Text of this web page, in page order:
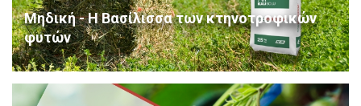
Μηδική - Η Βασίλισσα των κτηνοτροφικών
φυτών